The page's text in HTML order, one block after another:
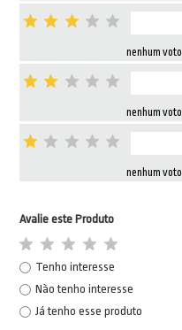
nenhum voto
nenhum voto
nenhum voto
Avalie este Produto
Tenho interesse
Não tenho interesse
Já tenho esse produto